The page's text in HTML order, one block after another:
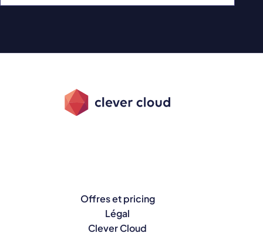
Offres et pricing
Légal
Clever Cloud